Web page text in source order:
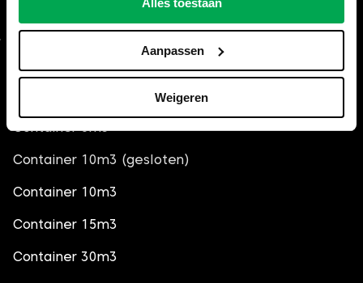
Alles toestaan
Aanpassen
Weigeren
Afvalcontainers op inhoud
Container 6m3
Container 10m3 (gesloten)
Container 10m3
Container 15m3
Container 30m3